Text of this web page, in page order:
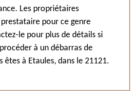
Les propriétaires
pour ce genre
le pour plus de détails si
à un débarras de
êtes à Etaules, dans le 21121.